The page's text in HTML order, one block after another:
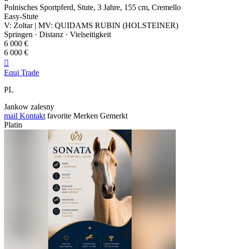
Polnisches Sportpferd, Stute, 3 Jahre, 155 cm, Cremello
Easy-Stute
V: Zoltar | MV: QUIDAMS RUBIN (HOLSTEINER)
Springen · Distanz · Vielseitigkeit
6 000 €
6 000 €

Equi Trade
PL
Jankow zalesny
mail Kontakt favorite Merken Gemerkt
Platin